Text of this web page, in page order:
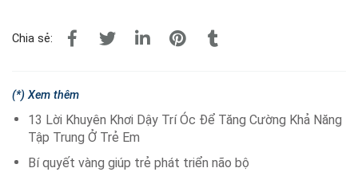
Chia sẻ:
(*) Xem thêm
13 Lời Khuyên Khơi Dậy Trí Óc Để Tăng Cường Khả Năng
Tập Trung Ở Trẻ Em
Bí quyết vàng giúp trẻ phát triển não bộ